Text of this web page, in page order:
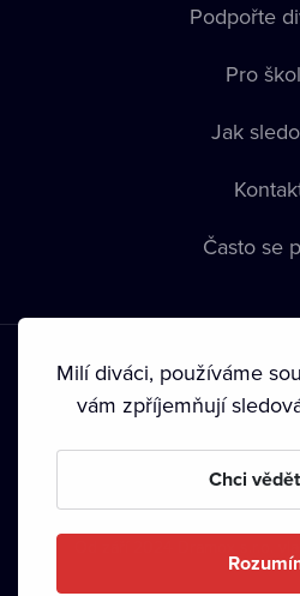
Podpořte
Pro
Jak
Často se
Podmínky používání • Ochrana
• Autorská
Milí diváci, používáme
vám zpříjemňují
Chci